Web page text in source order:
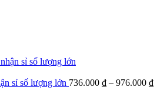
sỉ số lượng lớn 736.000 ₫ – 976.000 ₫